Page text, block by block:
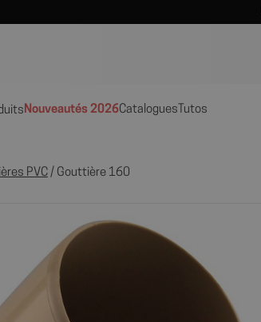
Nouveautés 2026Catalogues Tutos
PVC/ Gouttière 160